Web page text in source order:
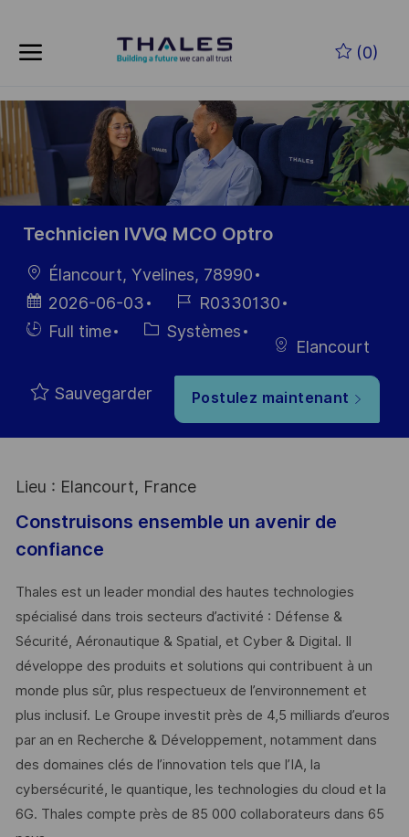
(0)
-
Technicien IVVQ MCO Optro
localisation
Élancourt, Yvelines, 78990
Date
d’affichage
2026-06-03
Référence
du poste
R0330130
HiringFull time Catégorie
Systèmes
Elancourt
Sauvegarder Postulez maintenant
Lieu : Elancourt, France
Construisons ensemble un avenir de
confiance
Thales est un leader mondial des hautes technologies
spécialisé dans trois secteurs d’activité : Défense &
Sécurité, Aéronautique & Spatial, et Cyber & Digital. Il
développe des produits et solutions qui contribuent à un
monde plus sûr, plus respectueux de l’environnement et
plus inclusif. Le Groupe investit près de 4,5 milliards d’euros
par an en Recherche & Développement, notamment dans
des domaines clés de l’innovation tels que l’IA, la
cybersécurité, le quantique, les technologies du cloud et la
6G. Thales compte près de 85 000 collaborateurs dans 65